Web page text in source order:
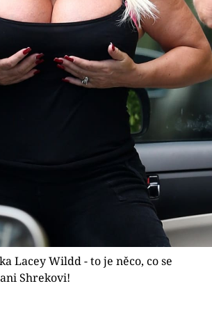
Lacey Wildd - to je něco, co se
Shrekovi!